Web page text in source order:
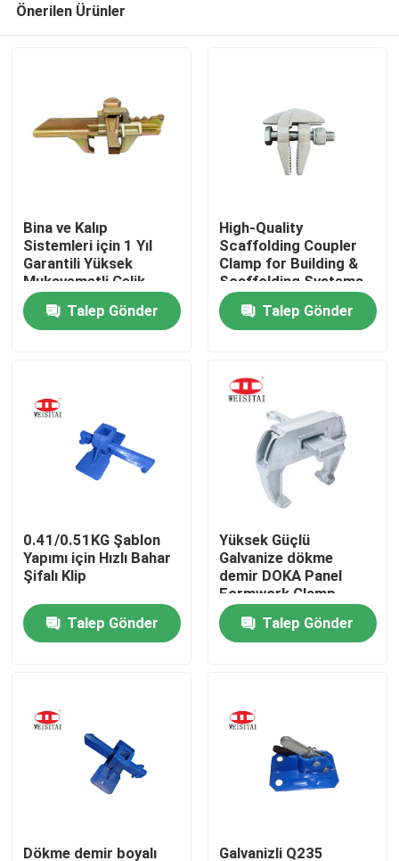
Ürün:% s
Exception : INVALID_FETCH - getIP() ERROR
Kalite kontrol
Bizimle iletişime geçin
Çelik İskele Parçaları
Çerçeve İskele Parçaları
Önerilen Ürünler
Bina ve Kalıp
Sistemleri için 1 Yıl
Garantili Yüksek
Mukavemetli Çelik
Özelleştirilebilir İskele
Kelepçesi - WST
Markası
Talep Gönder
High-Quality
Scaffolding Coupler
Clamp for Building &
Scaffolding Systems
Worldwide
Talep Gönder
0.41/0.51KG Şablon
Yapımı için Hızlı Bahar
Şifalı Klip
Talep Gönder
Yüksek Güçlü
Galvanize dökme
demir DOKA Panel
Formwork Clamp
Talep Gönder
Dökme demir boyalı Galvanizli Q235